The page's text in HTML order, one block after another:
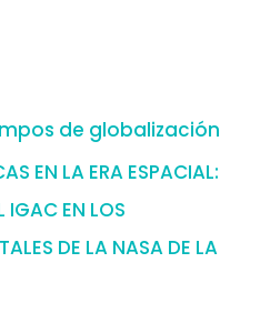
de globalización
EN LA ERA ESPACIAL:
IGAC EN LOS
DE LA NASA DE LA